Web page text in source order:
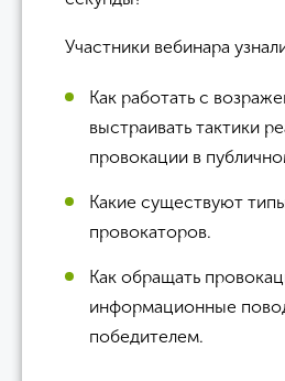
Участники вебинара
Как работать с
выстраивать тактики
провокации в
Какие существуют
провокаторов.
Как обращать
информационные
победителем.